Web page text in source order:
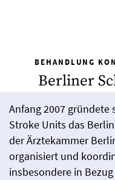
BEHANDLUNG
Berliner
Anfang 2007 gründete
Stroke Units das
der Ärztekammer
organisiert und
insbesondere in